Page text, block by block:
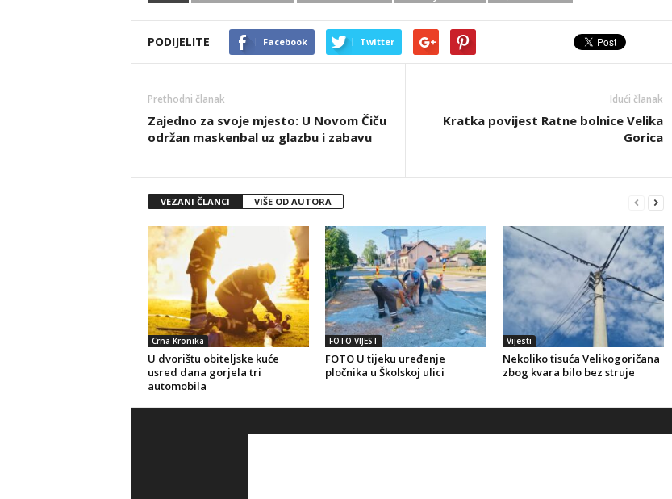
PODIJELITE Facebook Twitter
Prethodni članak
Zajedno za svoje mjesto: U Novom Čiču
održan maskenbal uz glazbu i zabavu
Idući članak
Kratka povijest Ratne bolnice Velika
Gorica
VEZANI ČLANCI VIŠE OD AUTORA
Crna Kronika
U dvorištu obiteljske kuće
usred dana gorjela tri
automobila
FOTO VIJEST
FOTO U tijeku uređenje
pločnika u Školskoj ulici
Vijesti
Nekoliko tisuća Velikogoričana
zbog kvara bilo bez struje